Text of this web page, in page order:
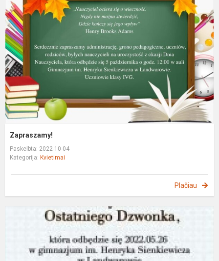
Zapraszamy!
Paskelbta: 2022-10-04
Kategorija: Kvietimai
Plačiau